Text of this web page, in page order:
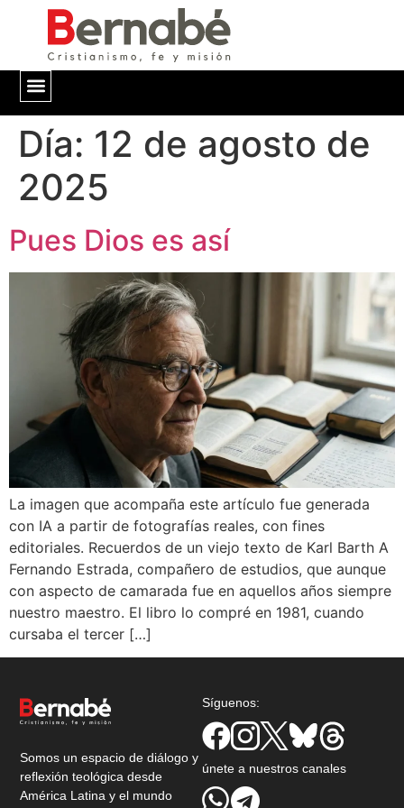
Día: 12 de agosto de
2025
Pues Dios es así
La imagen que acompaña este artículo fue generada
con IA a partir de fotografías reales, con fines
editoriales. Recuerdos de un viejo texto de Karl Barth A
Fernando Estrada, compañero de estudios, que aunque
con aspecto de camarada fue en aquellos años siempre
nuestro maestro. El libro lo compré en 1981, cuando
cursaba el tercer […]
Somos un espacio de diálogo y
reflexión teológica desde
América Latina y el mundo
Síguenos:
únete a nuestros canales